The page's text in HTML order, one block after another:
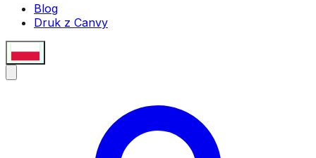
Blog
Druk z Canvy